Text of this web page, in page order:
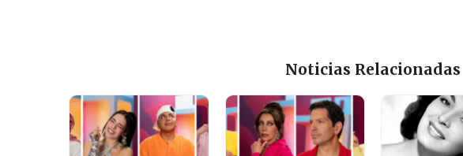
Noticias Relacionadas